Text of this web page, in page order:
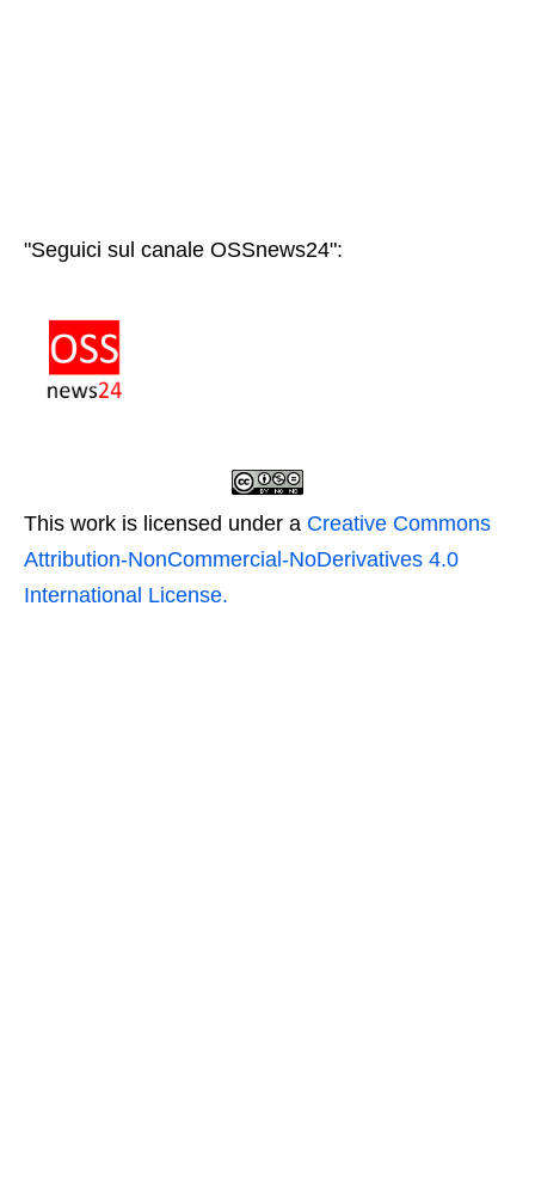
"Seguici sul canale OSSnews24":
This work is licensed under a Creative Commons
Attribution-NonCommercial-NoDerivatives 4.0
International License.